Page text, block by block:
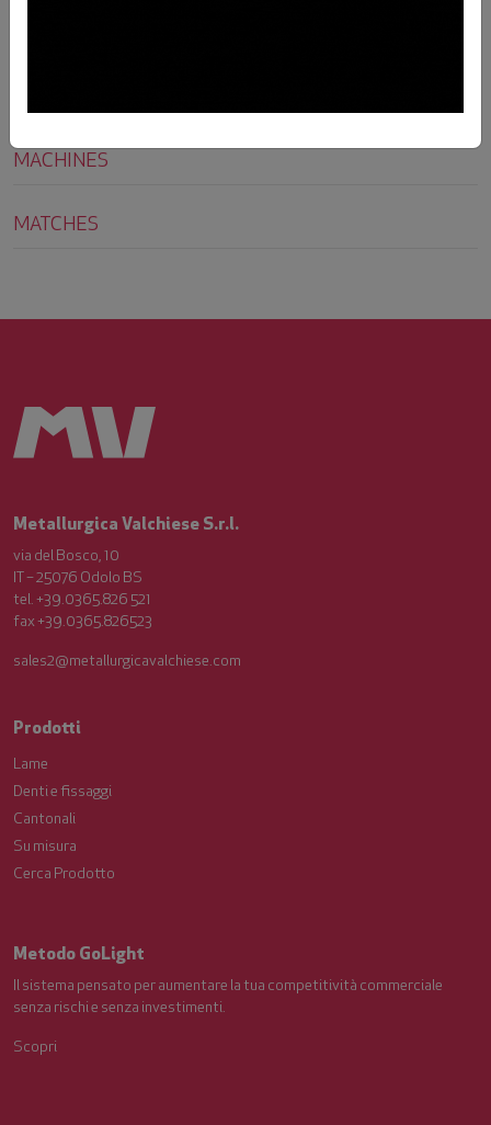
MACHINES
MATCHES
Metallurgica Valchiese S.r.l.
via del Bosco, 10
IT – 25076 Odolo BS
tel. +39.0365.826 521
fax +39.0365.826523
sales2@metallurgicavalchiese.com
Prodotti
Lame
Denti e fissaggi
Cantonali
Su misura
Cerca Prodotto
Metodo GoLight
Il sistema pensato per aumentare la tua competitività commerciale
senza rischi e senza investimenti.
Scopri